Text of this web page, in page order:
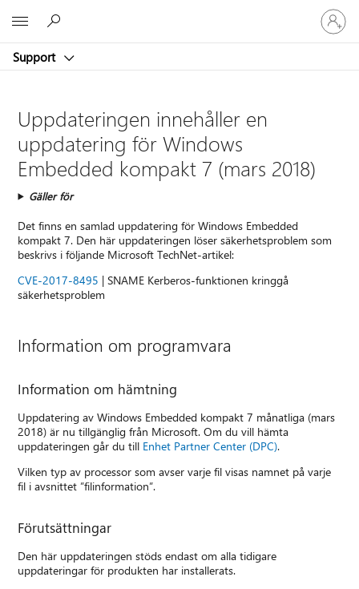
Support
Logga
in
på
konto
Uppdateringen innehåller en
uppdatering för Windows
Embedded kompakt 7 (mars 2018)
Gäller för
Det finns en samlad uppdatering för Windows Embedded
kompakt 7. Den här uppdateringen löser säkerhetsproblem som
beskrivs i följande Microsoft TechNet-artikel:
CVE-2017-8495 | SNAME Kerberos-funktionen kringgå
säkerhetsproblem
Information om programvara
Information om hämtning
Uppdatering av Windows Embedded kompakt 7 månatliga (mars
2018) är nu tillgänglig från Microsoft. Om du vill hämta
uppdateringen går du till Enhet Partner Center (DPC).
Vilken typ av processor som avser varje fil visas namnet på varje
fil i avsnittet ”filinformation”.
Förutsättningar
Den här uppdateringen stöds endast om alla tidigare
uppdateringar för produkten har installerats.